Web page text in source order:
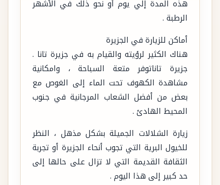
هذه المدة إلي يوم أو نحو ذلك في الأشهر
الرطبة .
أماكن للزيارة في الجزيرة
هناك الكثير لرؤيته والقيام به في جزيرة تانا .
جزيرة تاناتوفر متعة السباحة ، وامكانية
مشاهدة الكهوف تحت الماء إلى الغوص مع
بعض من أفضل الشعاب المرجانية في جنوب
المحيط الهادئ .
زيارة الشلالات الجميلة بشكل مذهل ، النظر
للخيول البرية التي تجوب أنحاء الجزيرة أو تجربة
الثقافة القديمة التي لا تزال على حالها إلى
حد كبير إلى هذا اليوم .